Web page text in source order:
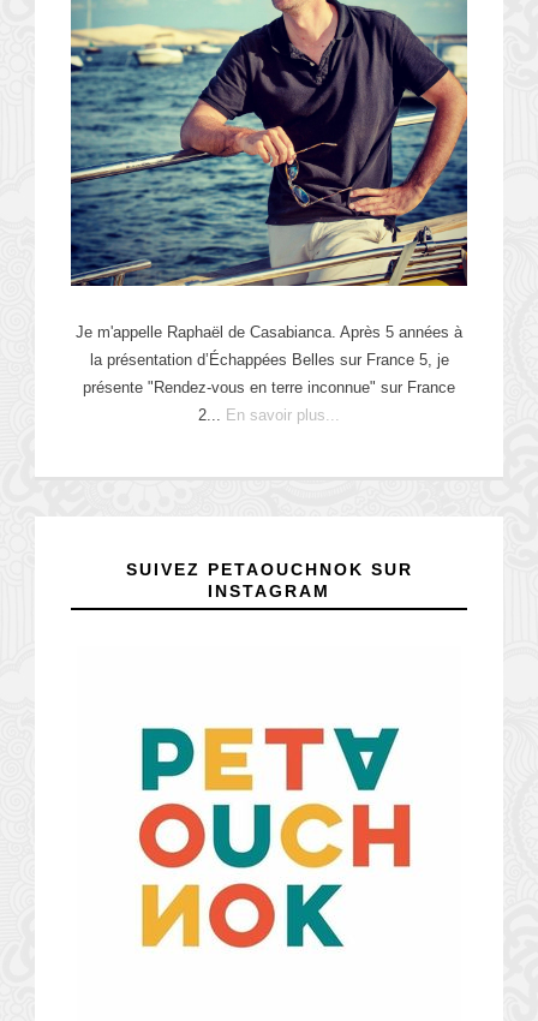
Je m'appelle Raphaël de Casabianca. Après 5 années à
la présentation d’Échappées Belles sur France 5, je
présente "Rendez-vous en terre inconnue" sur France
2... En savoir plus...
SUIVEZ PETAOUCHNOK SUR
INSTAGRAM